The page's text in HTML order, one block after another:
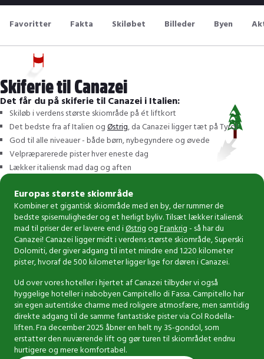
Favoritter Fakta Skiløbet Billeder Byen
Skiferie til Canazei
Det får du på skiferie til Canazei i Italien:
Skiløb i verdens største skiområde på ét liftkort
Det bedste fra af Italien ogØstrig, da Canazei ligger tæt på Tyrol
God til alle niveauer - både børn, nybegyndere og øvede
Velpræparerede pister hver eneste dag
Lækker italiensk mad dag og aften
Europas største skiområde
Kombiner et gigantisk skiområde med en by, der rummer de
bedste spisemuligheder og et herligt byliv. Tilsæt lækker italiensk
mad til priser der er lavere end iØstrigogFrankrig- så har du
Canazei! Canazei ligger midt i verdens største skiområde, Superski
Dolomiti, der giver adgang til intet mindre end 1.220 kilometer
pister, hvoraf de 500 kilometer ligger lige for døren i Canazei.
Ud over vores hoteller i hjertet af Canazei tilbyder vi også
hyggelige hoteller i nabobyen Campitello di Fassa. Campitello har
sin egen autentiske charme med roligere atmosfære, men samtidig
direkte adgang til de samme fantastiske pister via Col Rodella-
liften. Fra december 2025 åbner en helt ny 3S-gondol, som
erstatter den nuværende lift og gør turen til skiområdet endnu
hurtigere og mere komfortabel.